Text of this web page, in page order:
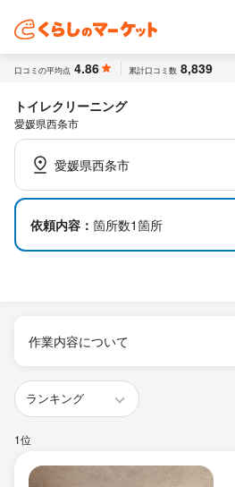
口コミの平均点 4.86 累計口コミ数 8,839
トイレクリーニング
愛媛県西条市
愛媛県西条市
依頼内容： 箇所数1箇所
作業内容について
1位